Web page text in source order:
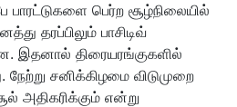
பாரட்டுகளை பெர்ற சூழ்நிலையில்
தரப்பிலும் பாசிடிவ்
இதனால் திரையரங்குகளில்
சனிக்கிழமை விடுமுறை
அதிகரிக்கும் என்று